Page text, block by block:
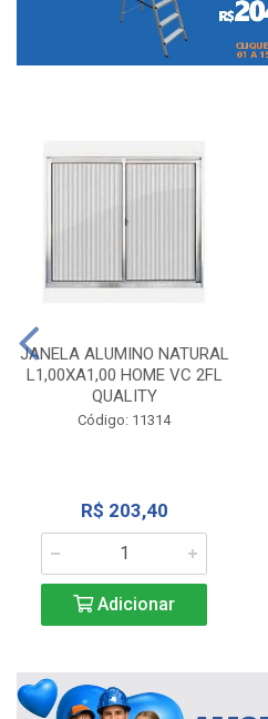
JANELA ALUMINO NATURAL
L1,00XA1,00 HOME VC 2FL
QUALITY
Código: 11314
R$ 203,40
Adicionar